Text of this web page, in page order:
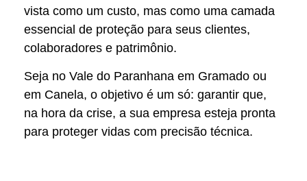
vista como um custo, mas como uma camada
essencial de proteção para seus clientes,
colaboradores e patrimônio.
Seja no Vale do Paranhana em Gramado ou
em Canela, o objetivo é um só: garantir que,
na hora da crise, a sua empresa esteja pronta
para proteger vidas com precisão técnica.